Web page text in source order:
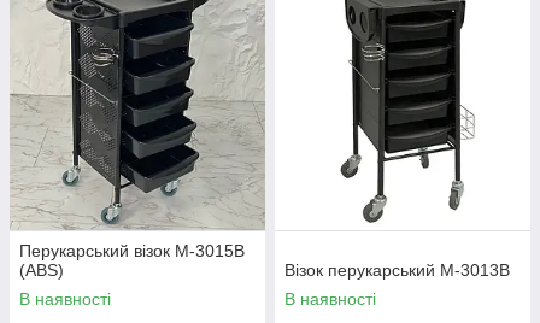
Перукарський візок M-3015B
(ABS)
В наявності
Візок перукарський M-3013B
В наявності